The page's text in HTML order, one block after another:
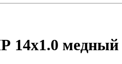
14x1.0 медный